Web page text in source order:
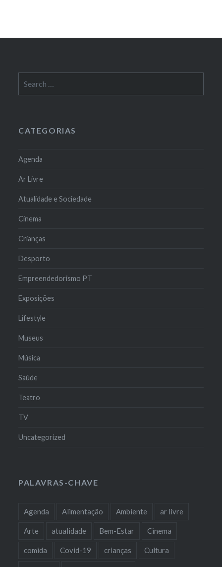
for:
CATEGORIAS
Agenda
Ar Livre
Atualidade e Sociedade
Cinema
Crianças
Desporto
Empreendedorismo PT
Exposições
Lifestyle
Museus
Música
Saúde
Teatro
TV
Uncategorized
PALAVRAS-CHAVE
Agenda Alimentação Ambiente ar livre
Arte atualidade Bem-Estar Cinema
comida Covid-19 crianças Cultura